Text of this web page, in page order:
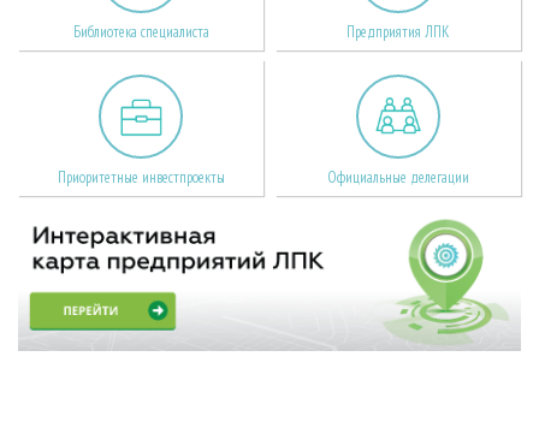
Библиотека специалиста Предприятия ЛПК
Приоритетные инвестпроекты Официальные делегации